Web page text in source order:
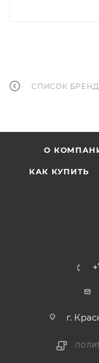
СПИСОК
О
КАК КУПИТЬ
г.